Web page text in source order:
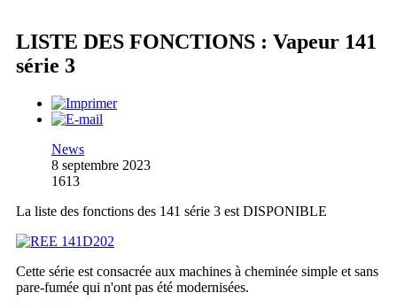
LISTE DES FONCTIONS : Vapeur 141
série 3
News
8 septembre 2023
1613
La liste des fonctions des 141 série 3 est DISPONIBLE
Cette série est consacrée aux machines à cheminée simple et sans
pare-fumée qui n'ont pas été modernisées.